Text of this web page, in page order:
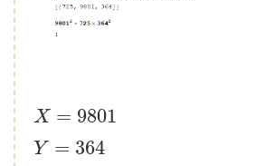
X = 9801
X= 9801
Y = 364
Y= 364